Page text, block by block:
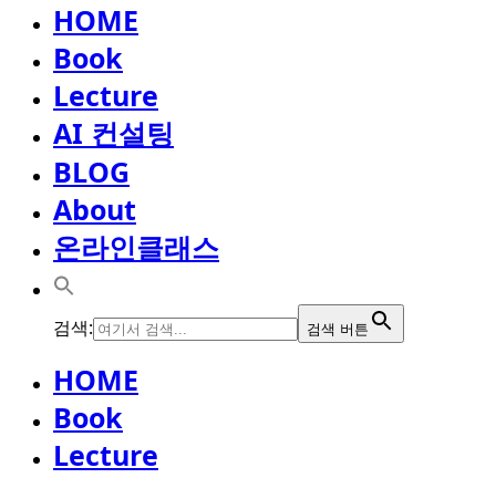
HOME
Book
Lecture
AI 컨설팅
BLOG
About
온라인클래스
검색: 검색 버튼
HOME
Book
Lecture